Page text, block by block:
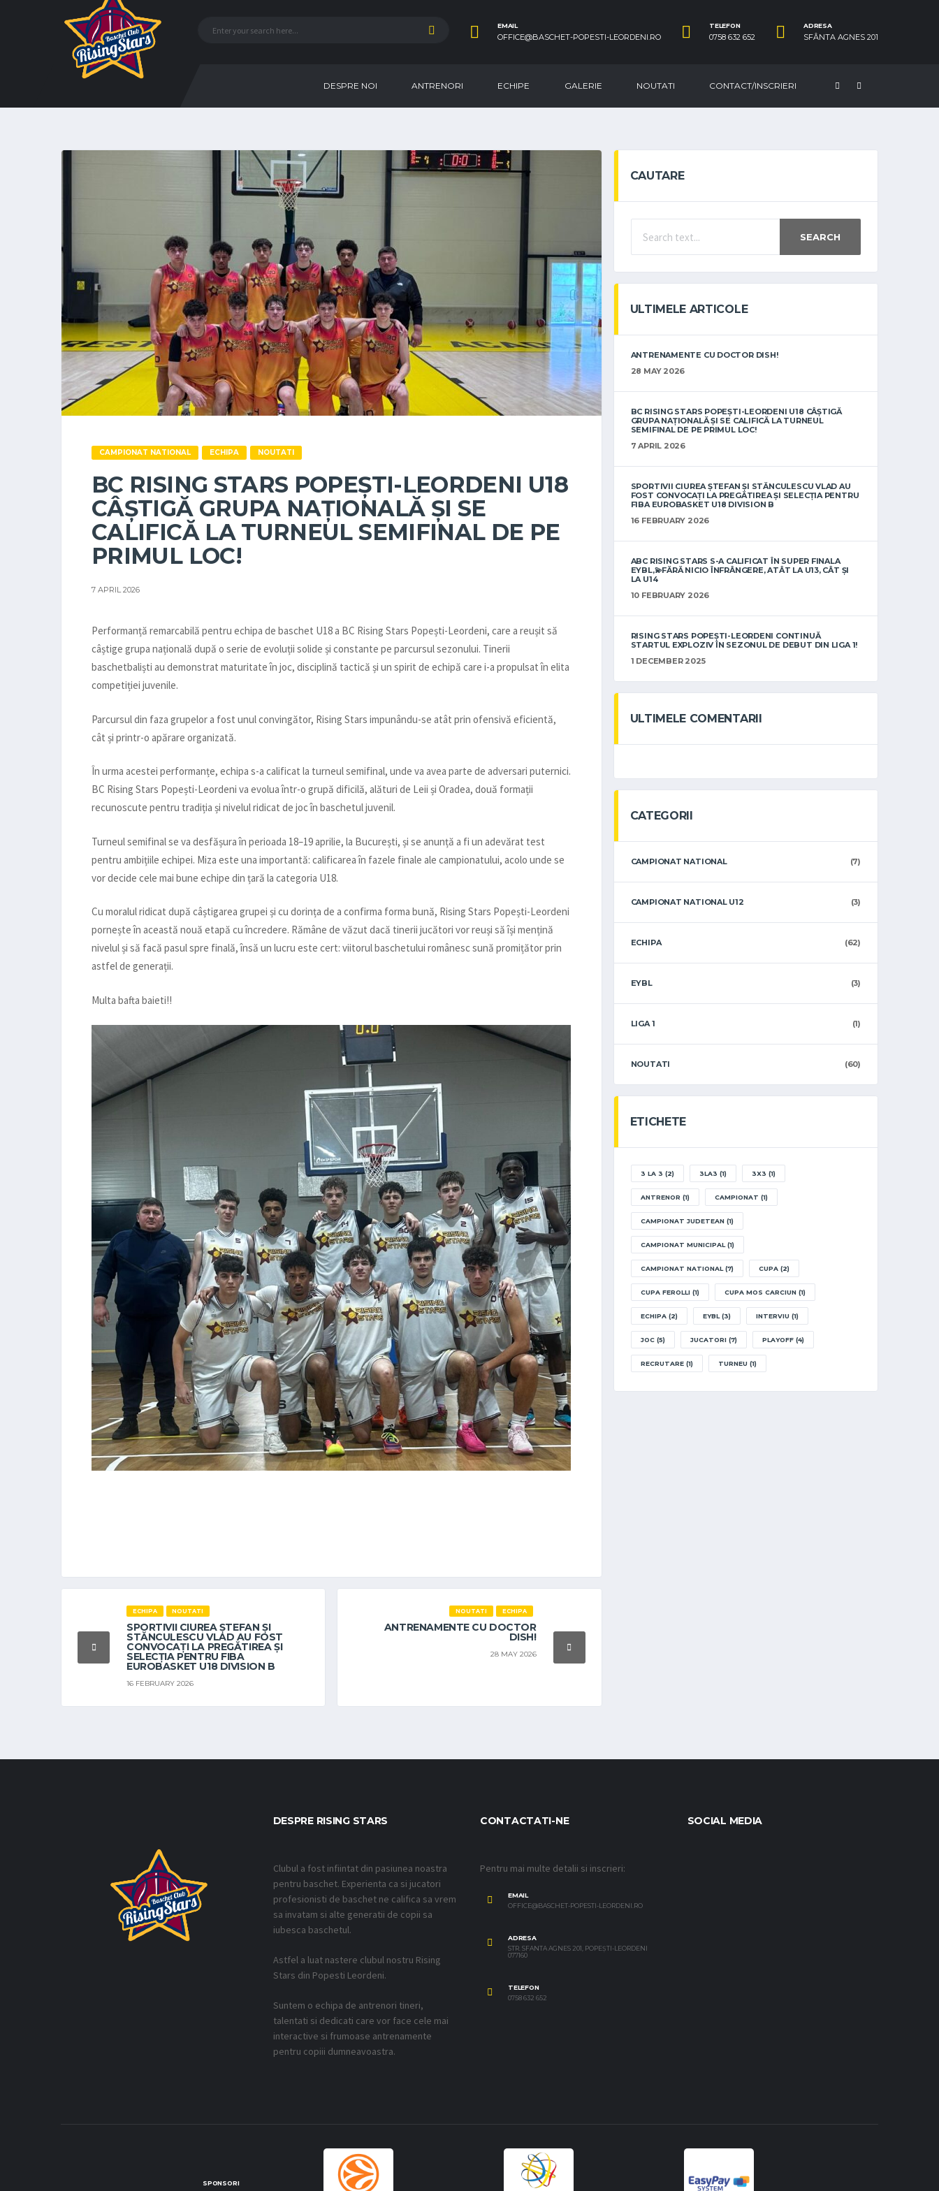
EMAIL
OFFICE@BASCHET-POPESTI-LEORDENI.RO
TELEFON
0758 632 652
ADRESA
SFÂNTA AGNES 201
DESPRE NOI ANTRENORI ECHIPE GALERIE NOUTATI CONTACT/INSCRIERI
CAMPIONAT NATIONAL ECHIPA NOUTATI
BC RISING STARS POPEȘTI-LEORDENI U18
CÂȘTIGĂ GRUPA NAȚIONALĂ ȘI SE
CALIFICĂ LA TURNEUL SEMIFINAL DE PE
PRIMUL LOC!
7 APRIL 2026
Performanță remarcabilă pentru echipa de baschet U18 a BC Rising Stars Popești-Leordeni, care a reușit să
câștige grupa națională după o serie de evoluții solide și constante pe parcursul sezonului. Tinerii
baschetbaliști au demonstrat maturitate în joc, disciplină tactică și un spirit de echipă care i-a propulsat în elita
competiției juvenile.
Parcursul din faza grupelor a fost unul convingător, Rising Stars impunându-se atât prin ofensivă eficientă,
cât și printr-o apărare organizată.
În urma acestei performanțe, echipa s-a calificat la turneul semifinal, unde va avea parte de adversari puternici.
BC Rising Stars Popești-Leordeni va evolua într-o grupă dificilă, alături de Leii și Oradea, două formații
recunoscute pentru tradiția și nivelul ridicat de joc în baschetul juvenil.
Turneul semifinal se va desfășura în perioada 18–19 aprilie, la București, și se anunță a fi un adevărat test
pentru ambițiile echipei. Miza este una importantă: calificarea în fazele finale ale campionatului, acolo unde se
vor decide cele mai bune echipe din țară la categoria U18.
Cu moralul ridicat după câștigarea grupei și cu dorința de a confirma forma bună, Rising Stars Popești-Leordeni
pornește în această nouă etapă cu încredere. Rămâne de văzut dacă tinerii jucători vor reuși să își mențină
nivelul și să facă pasul spre finală, însă un lucru este cert: viitorul baschetului românesc sună promițător prin
astfel de generații.
Multa bafta baieti!!
ECHIPA NOUTATI
SPORTIVII CIUREA ȘTEFAN ȘI
STĂNCULESCU VLAD AU FOST
CONVOCAȚI LA PREGĂTIREA ȘI
SELECȚIA PENTRU FIBA
EUROBASKET U18 DIVISION B
16 FEBRUARY 2026
ECHIPA
NOUTATI
ANTRENAMENTE CU DOCTOR
DISH!
28 MAY 2026
CAUTARE
SEARCH
ULTIMELE ARTICOLE
ANTRENAMENTE CU DOCTOR DISH!
28 MAY 2026
BC RISING STARS POPEȘTI-LEORDENI U18 CÂȘTIGĂ
GRUPA NAȚIONALĂ ȘI SE CALIFICĂ LA TURNEUL
SEMIFINAL DE PE PRIMUL LOC!
7 APRIL 2026
SPORTIVII CIUREA ȘTEFAN ȘI STĂNCULESCU VLAD AU
FOST CONVOCAȚI LA PREGĂTIREA ȘI SELECȚIA PENTRU
FIBA EUROBASKET U18 DIVISION B
16 FEBRUARY 2026
ABC RISING STARS S-A CALIFICAT ÎN SUPER FINALA
EYBL,💫FĂRĂ NICIO ÎNFRÂNGERE, ATÂT LA U13, CÂT ȘI
LA U14
10 FEBRUARY 2026
RISING STARS POPEȘTI-LEORDENI CONTINUĂ
STARTUL EXPLOZIV ÎN SEZONUL DE DEBUT DIN LIGA 1!
1 DECEMBER 2025
ULTIMELE COMENTARII
CATEGORII
CAMPIONAT NATIONAL (7)
CAMPIONAT NATIONAL U12 (3)
ECHIPA (62)
EYBL (3)
LIGA 1 (1)
NOUTATI (60)
ETICHETE
3 LA 3 (2) 3LA3 (1) 3X3 (1)
ANTRENOR (1) CAMPIONAT (1)
CAMPIONAT JUDETEAN (1)
CAMPIONAT MUNICIPAL(1)
CAMPIONAT NATIONAL(7) CUPA(2)
CUPA FEROLLI(1) CUPA MOS CARCIUN (1)
ECHIPA(2) EYBL(3) INTERVIU (1)
JOC(5) JUCATORI(7) PLAYOFF(4)
RECRUTARE(1) TURNEU (1)
DESPRE RISING STARS
Clubul a fost infiintat din pasiunea noastra
pentru baschet. Experienta ca si jucatori
profesionisti de baschet ne califica sa vrem
sa invatam si alte generatii de copii sa
iubesca baschetul.
Astfel a luat nastere clubul nostru Rising
Stars din Popesti Leordeni.
Suntem o echipa de antrenori tineri,
talentati si dedicati care vor face cele mai
interactive si frumoase antrenamente
pentru copiii dumneavoastra.
CONTACTATI-NE
Pentru mai multe detalii si inscrieri:
EMAIL
OFFICE@BASCHET-POPESTI-LEORDENI.RO
ADRESA
STR. SFANTA AGNES 201, POPEȘTI-LEORDENI
077160
TELEFON
0758 632 652
SOCIAL MEDIA
SPONSORI